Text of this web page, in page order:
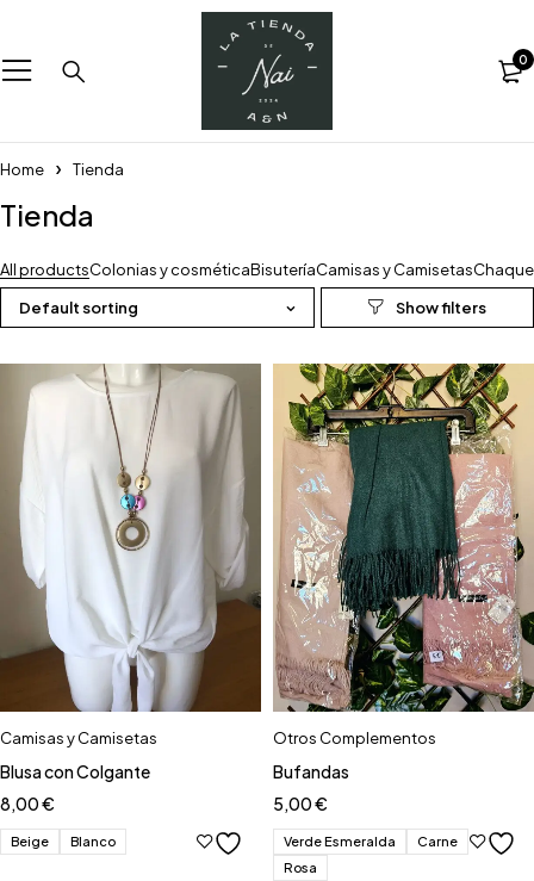
0
Home Tienda
Tienda
All productsColonias y cosméticaBisuteríaCamisas y Camisetas
Default sorting
Camisas y Camisetas
Blusa con Colgante
8,00€
Beige Blanco
Otros Complementos
Bufandas
5,00€
Verde Esmeralda
Carne
Rosa